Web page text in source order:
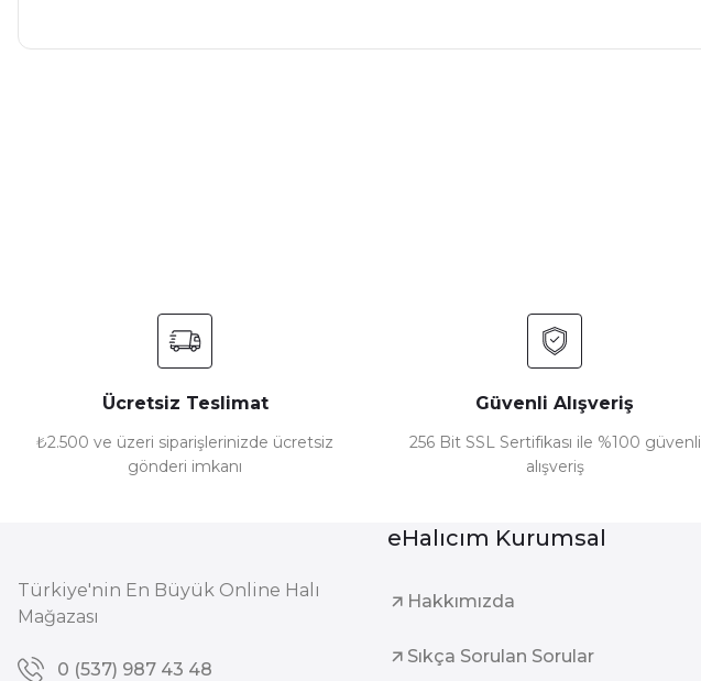
Bu ürüne benzer farklı alternatifler olmalı.
Ücretsiz Teslimat
₺2.500 ve üzeri siparişlerinizde ücretsiz
gönderi imkanı
Güvenli Alışveriş
256 Bit SSL Sertifikası ile %100 güvenli
alışveriş
Türkiye'nin En Büyük Online Halı
Mağazası
0 (537) 987 43 48
eHalıcım Kurumsal
Hakkımızda
Sıkça Sorulan Sorular